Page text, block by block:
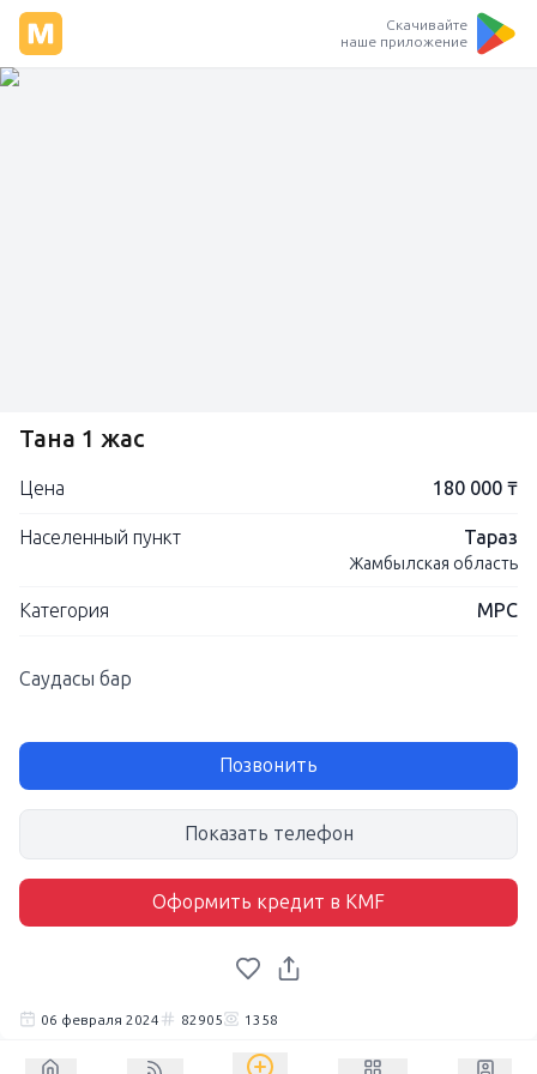
Скачивайте
наше приложение
Тана 1 жас
Цена 180 000 ₸
Населенный пункт Тараз
Жамбылская область
Категория МРС
Саудасы бар
Позвонить
Показать телефон
Оформить кредит в KMF
06 февраля 2024 82905 1358